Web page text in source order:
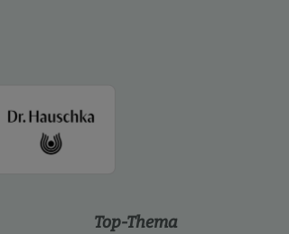
Top-Thema